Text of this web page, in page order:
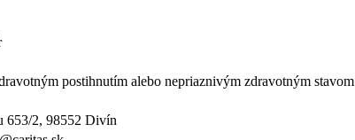
postihnutím alebo nepriaznivým zdravotným stavom
653/2, 98552 Divín